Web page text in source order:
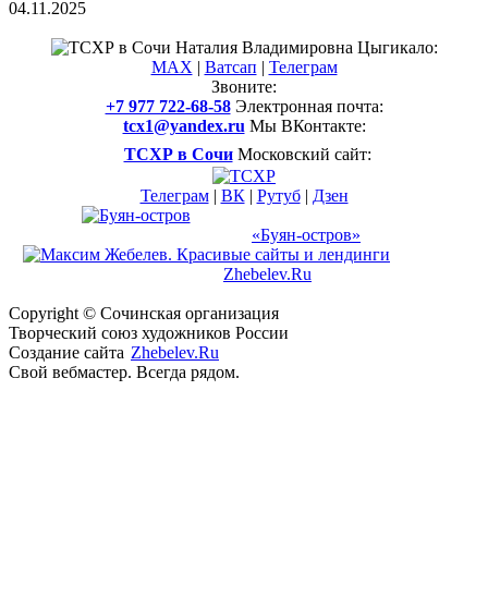
04.11.2025
Наталия Владимировна Цыгикало:
MAX | Ватсап | Телеграм
Звоните:
+7 977 722-68-58 Электронная почта:
tcx1@yandex.ru Мы ВКонтакте:
ТСХР в Сочи Московский сайт:
Телеграм| ВК| Рутуб| Дзен
«Буян-остров»
Zhebelev.Ru
Copyright © Сочинская организация
Творческий союз художников России
Создание сайта Zhebelev.Ru
Свой вебмастер. Всегда рядом.